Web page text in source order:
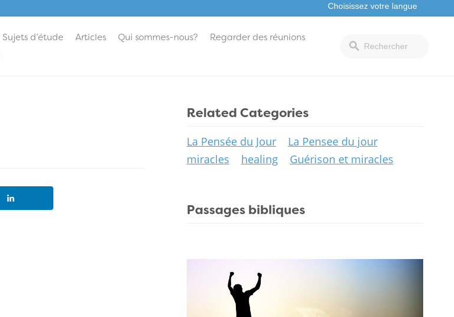
Sujets d’étude Articles Qui sommes-nous?
Regarder des réunions
Related Categories
La Pensée du Jour
La Pensee du jour
miracles
healing Guérison et miracles
Passages bibliques